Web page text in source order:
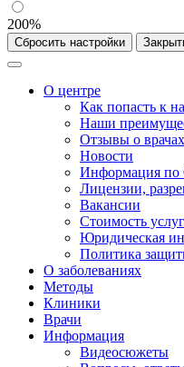
200%
Сбросить настройки
О центре
Как попасть к
Наши
Отзывы о
Новости
Информация
Лицензии,
Вакансии
Стоимость услуг
Юридическая
Политика
О заболеваниях
Методы
Клиники
Врачи
Информация
Видеосюжеты